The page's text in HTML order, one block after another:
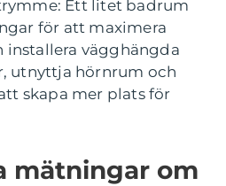
Ett litet badrum
för att maximera
installera vägghängda
utnyttja hörnrum och
skapa mer plats för
mätningar om